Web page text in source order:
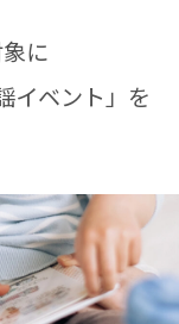
に
イベント」を